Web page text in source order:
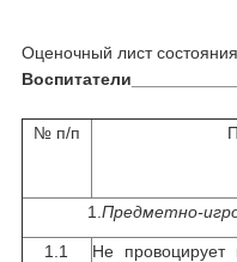
Оценочный лист
№ п/п
1. Предметно-
1.1
Не провоцирует